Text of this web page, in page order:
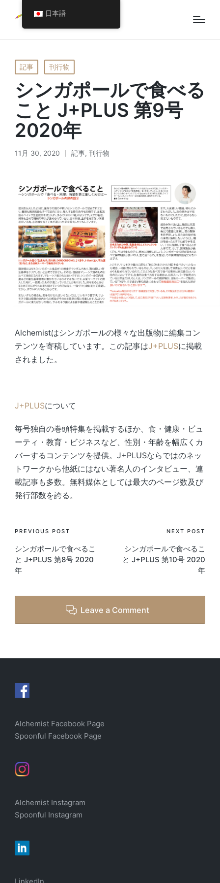
Posted
in
記事 刊行物
シンガポールで食べる
こと J+PLUS 第9号
2020年
11月 30, 2020
Posted
記事, 刊行物
Alchemistはシンガポールの様々な出版物に編集コン
テンツを寄稿しています。この記事はJ+PLUSに掲載
されました。
J+PLUSについて
毎号独自の巻頭特集を掲載するほか、食・健康・ビュ
ーティ・教育・ビジネスなど、性別・年齢を幅広くカ
バーするコンテンツを提供。J+PLUSならではのネッ
トワークから他紙にはない著名人のインタビュー、連
載記事も多数。無料媒体としては最大のページ数及び
発行部数を誇る。
Post
navigation
PREVIOUS POST
シンガポールで食べるこ
と J+PLUS 第8号 2020
年
NEXT POST
シンガポールで食べるこ
と J+PLUS 第10号 2020
年
Leave a Comment
Alchemist Facebook Page
Spoonful Facebook Page
Alchemist Instagram
Spoonful Instagram
日本語